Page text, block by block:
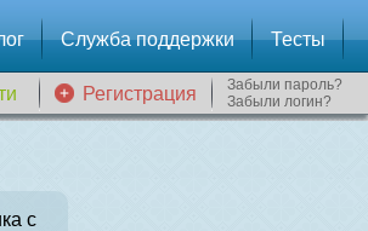
Служба поддержки Тесты
Регистрация
Забыли пароль?
Забыли логин?
с